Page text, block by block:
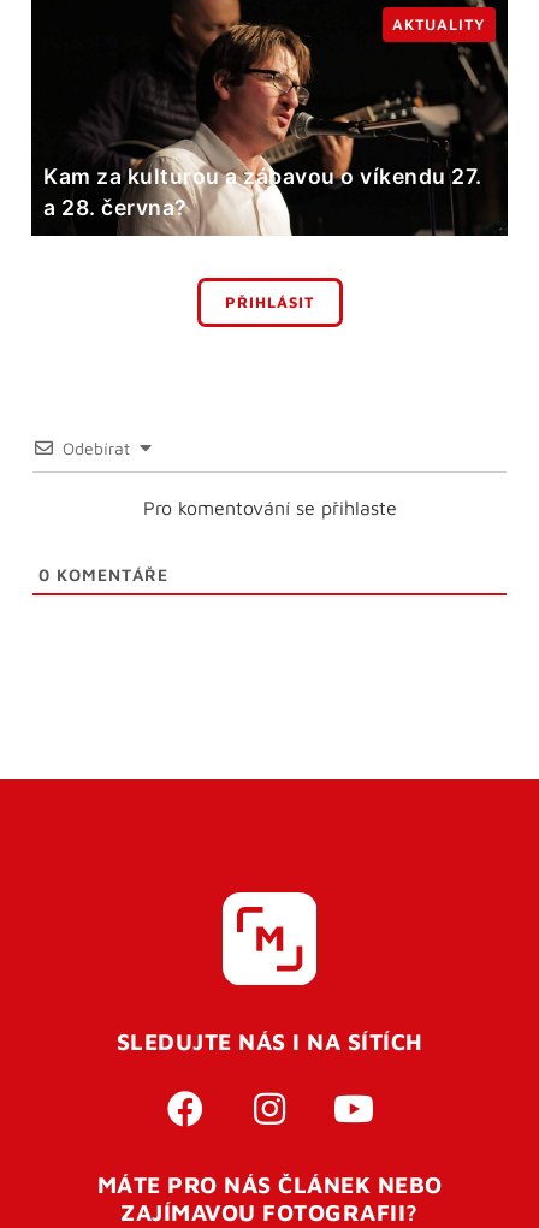
Kam za kulturou a zábavou o víkendu 27.
a 28. června?
AKTUALITY
PŘIHLÁSIT
Odebírat
Pro komentování se přihlaste
0 KOMENTÁŘE
SLEDUJTE NÁS I NA SÍTÍCH
MÁTE PRO NÁS ČLÁNEK NEBO
ZAJÍMAVOU FOTOGRAFII?